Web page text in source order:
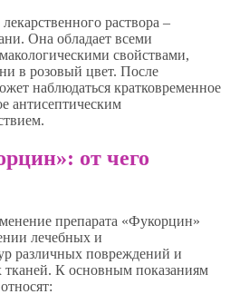
раствора –
Она обладает всеми
свойствами,
в розовый цвет. После
наблюдаться кратковременное
антисептическим
от чего
препарата «Фукорцин»
лечебных и
различных повреждений и
К основным показаниям